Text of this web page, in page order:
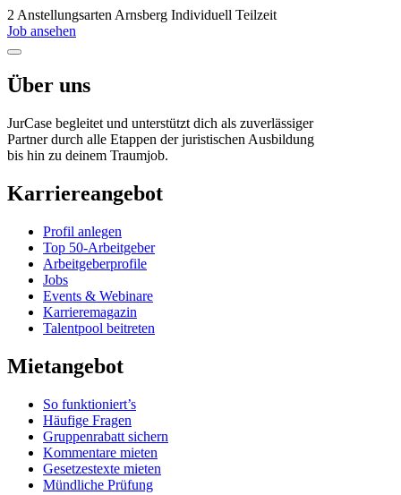
2 AnstellungsartenArnsberg Individuell Teilzeit
Job ansehen
Über uns
JurCase begleitet und unterstützt dich als zuverlässiger
Partner durch alle Etappen der juristischen Ausbildung
bis hin zu deinem Traumjob.
Karriereangebot
Profil anlegen
Top 50-Arbeitgeber
Arbeitgeberprofile
Jobs
Events & Webinare
Karrieremagazin
Talentpool beitreten
Mietangebot
So funktioniert’s
Häufige Fragen
Gruppenrabatt sichern
Kommentare mieten
Gesetzestexte mieten
Mündliche Prüfung